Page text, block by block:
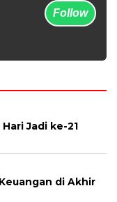
Follow
Jadi ke-21
di Akhir